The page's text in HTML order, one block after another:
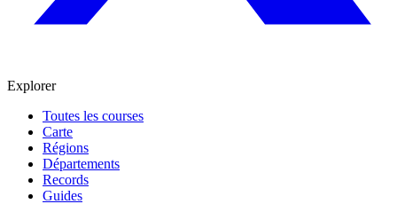
Explorer
Toutes les courses
Carte
Régions
Départements
Records
Guides